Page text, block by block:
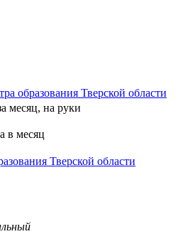
образования Тверской области
месяц, на руки
в месяц
Тверской области